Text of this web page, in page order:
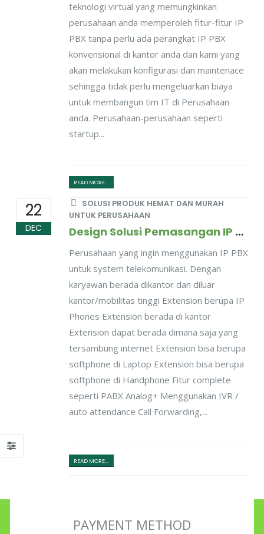
teknologi virtual yang memungkinkan
perusahaan anda memperoleh fitur-fitur IP
PBX tanpa perlu ada perangkat IP PBX
konvensional di kantor anda dan kami yang
akan melakukan konfigurasi dan maintenace
sehingga tidak perlu mengeluarkan biaya
untuk membangun tim IT di Perusahaan
anda. Perusahaan-perusahaan seperti
startup...
READ MORE...
22
DEC
SOLUSI PRODUK HEMAT DAN MURAH
UNTUK PERUSAHAAN
Design Solusi Pemasangan IP PBX Untuk Perusahaan Dengan Mobilitas Karyawan Tinggi
Perusahaan yang ingin menggunakan IP PBX
untuk system telekomunikasi. Dengan
karyawan berada dikantor dan diluar
kantor/mobilitas tinggi Extension berupa IP
Phones Extension berada di kantor
Extension dapat berada dimana saja yang
tersambung internet Extension bisa berupa
softphone di Laptop Extension bisa berupa
softphone di Handphone Fitur complete
seperti PABX Analog+ Menggunakan IVR /
auto attendance Call Forwarding,...
READ MORE...
PAYMENT METHOD